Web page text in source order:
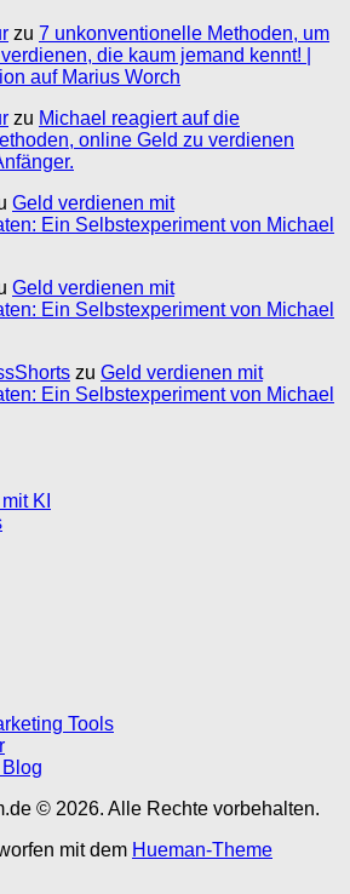
zu 7 unkonventionelle Methoden, um
die kaum jemand kennt! |
auf Marius Worch
zu Michael reagiert auf die
online Geld zu verdienen
Geld verdienen mit
Ein Selbstexperiment von Michael
Geld verdienen mit
Ein Selbstexperiment von Michael
zu Geld verdienen mit
Ein Selbstexperiment von Michael
KI
Tools
© 2026. Alle Rechte vorbehalten.
mit dem Hueman-Theme